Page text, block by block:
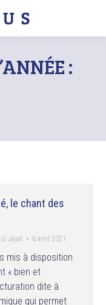
:
le chant des
Jayat 6 avril 2021
mis à disposition
« bien et
dite à
qui permet